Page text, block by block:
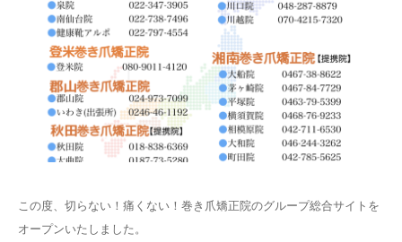
この度、切らない！痛くない！巻き爪矯正院のグループ総合サイトを
オープンいたしました。
ブログ/お知らせ
各種お問い合わせ